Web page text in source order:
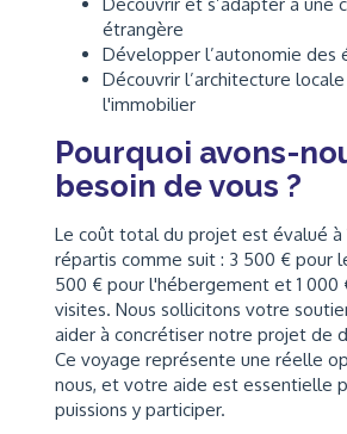
étrangère
Développer l’autonomie des
Découvrir l’architecture
l'immobilier
Pourquoi avons-
besoin de vous ?
Le coût total du projet est évalué à
répartis comme suit : 3 500 € pour
500 € pour l'hébergement et 1 000
visites. Nous sollicitons votre
aider à concrétiser notre projet de
Ce voyage représente une réelle
nous, et votre aide est essentielle
puissions y participer.